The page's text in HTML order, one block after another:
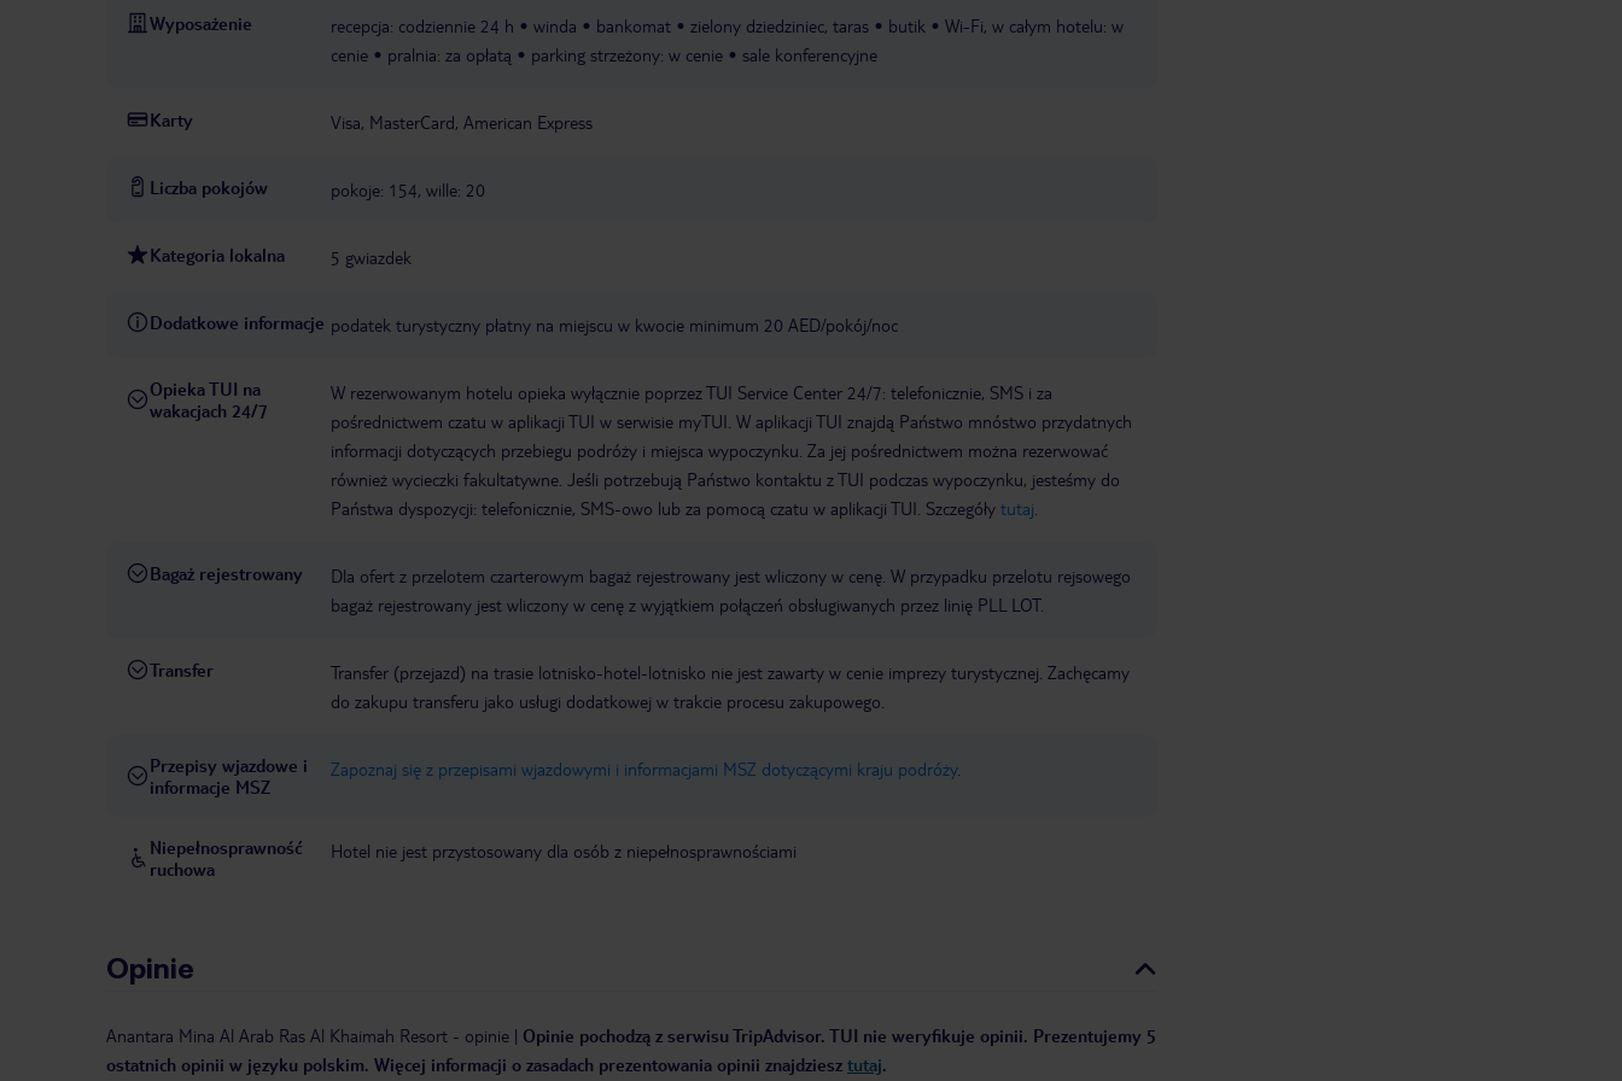
Wyposażenie recepcja: codziennie 24 h winda bankomat zielony dziedziniec, taras butik
Wi-Fi, w całym hotelu: w
cenie
pralnia: za opłatą parking strzeżony: w cenie sale konferencyjne
Karty Visa, MasterCard, American Express
Liczba pokojów pokoje: 154, wille: 20
Kategoria lokalna 5 gwiazdek
Dodatkowe informacje podatek turystyczny płatny na miejscu w kwocie minimum 20 AED/pokój/noc
Opieka TUI na
wakacjach 24/7
W rezerwowanym hotelu opieka wyłącznie poprzez TUI Service Center 24/7: telefonicznie, SMS i za
pośrednictwem czatu w aplikacji TUI w serwisie myTUI. W aplikacji TUI znajdą Państwo mnóstwo przydatnych
informacji dotyczących przebiegu podróży i miejsca wypoczynku. Za jej pośrednictwem można rezerwować
również wycieczki fakultatywne. Jeśli potrzebują Państwo kontaktu z TUI podczas wypoczynku, jesteśmy do
Państwa dyspozycji: telefonicznie, SMS-owo lub za pomocą czatu w aplikacji TUI. Szczegóły tutaj
Bagaż rejestrowany
Dla ofert z przelotem czarterowym bagaż rejestrowany jest wliczony w cenę. W przypadku przelotu rejsowego
bagaż rejestrowany jest wliczony w cenę z wyjątkiem połączeń obsługiwanych przez linię PLL LOT.
Transfer
Transfer (przejazd) na trasie lotnisko-hotel-lotnisko nie jest zawarty w cenie imprezy turystycznej. Zachęcamy
do zakupu transferu jako usługi dodatkowej w trakcie procesu zakupowego.
Przepisy wjazdowe i
informacje MSZ
Zapoznaj się z przepisami wjazdowymi i informacjami MSZ dotyczącymi kraju podróży.
Niepełnosprawność
ruchowa
Hotel nie jest przystosowany dla osób z niepełnosprawnościami
Opinie
Anantara Mina Al Arab Ras Al Khaimah Resort - opinie | Opinie pochodzą z serwisu TripAdvisor. TUI nie weryfikuje opinii. Prezentujemy 5
ostatnich opinii w języku polskim. Więcej informacji o zasadach prezentowania opinii znajdziesz tutaj.